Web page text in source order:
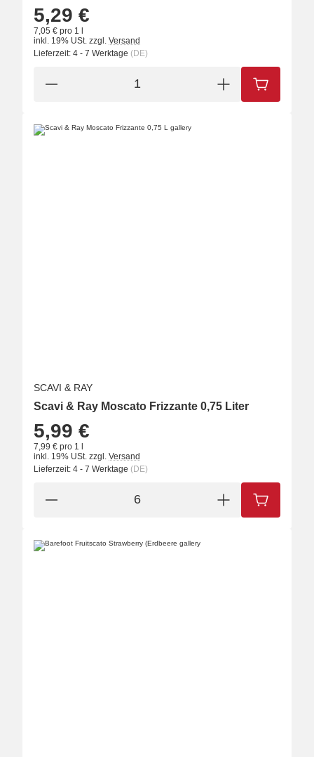
5,29 €
7,05 € pro 1 l
inkl. 19% USt. zzgl. Versand
Lieferzeit: 4 - 7 Werktage (DE)
IN DEN
SCAVI & RAY
Scavi & Ray Moscato Frizzante 0,75 Liter
5,99 €
7,99 € pro 1 l
inkl. 19% USt. zzgl. Versand
Lieferzeit: 4 - 7 Werktage (DE)
IN DEN